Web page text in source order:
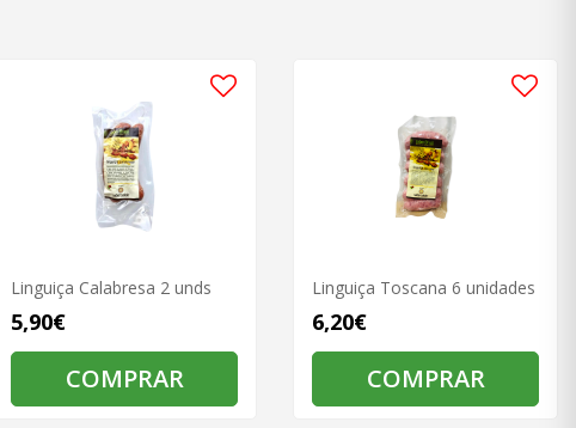
Linguiça Calabresa 2 unds
5,90€
COMPRAR
Linguiça Toscana 6 unidades
6,20€
COMPRAR